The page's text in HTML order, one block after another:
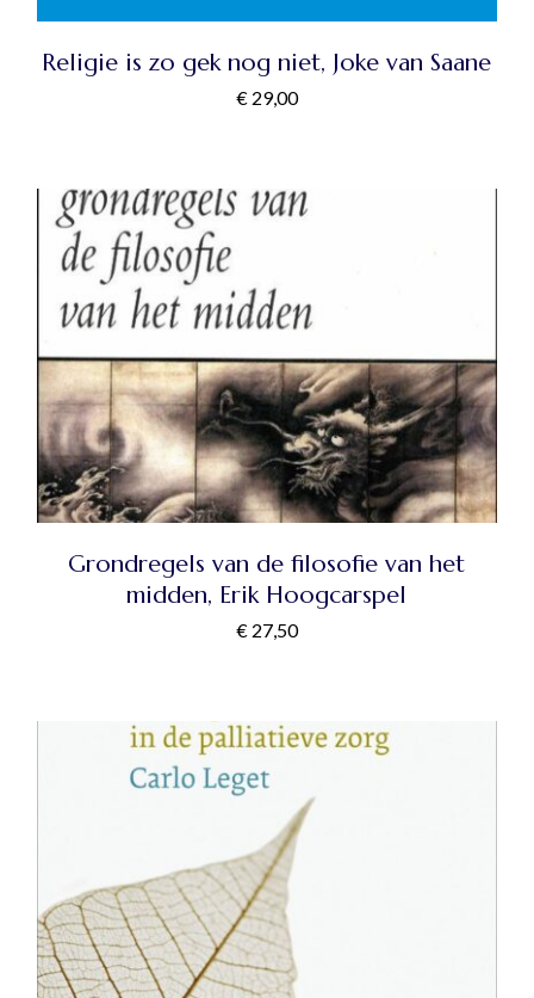
Religie is zo gek nog niet, Joke van Saane
€29,00
Grondregels van de filosofie van het
midden, Erik Hoogcarspel
€27,50